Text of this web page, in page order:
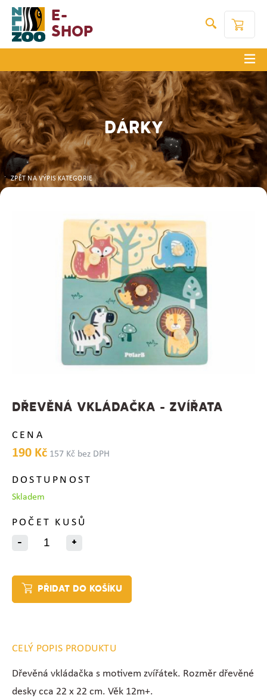
E-
Shop
DÁRKY
ZPĚT NA VÝPIS KATEGORIE
DŘEVĚNÁ VKLÁDAČKA - ZVÍŘATA
CENA
190 Kč 157 Kč bez DPH
DOSTUPNOST
Skladem
POČET KUSŮ
-
+
PŘIDAT DO KOŠÍKU
CELÝ POPIS PRODUKTU
Dřevěná vkládačka s motivem zvířátek. Rozměr dřevěné
desky cca 22 x 22 cm. Věk 12m+.